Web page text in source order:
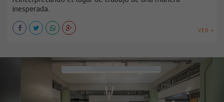
inesperada.
VER +